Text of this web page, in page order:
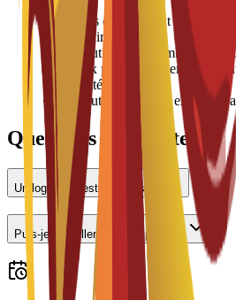
•Les frais de logement sont
universitaire
L'attribution des chambres est
Les prix peuvent varier et
l'université
• Une caution peut être exigée à
Questions fréquentes
Un logement est-il proposé ?
Puis-je travailler à temps partiel ?